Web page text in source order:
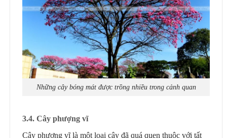
Những cây bóng mát được trồng nhiều trong cảnh quan
3.4. Cây phượng vĩ
Cây phượng vĩ là một loại cây đã quá quen thuộc với tất